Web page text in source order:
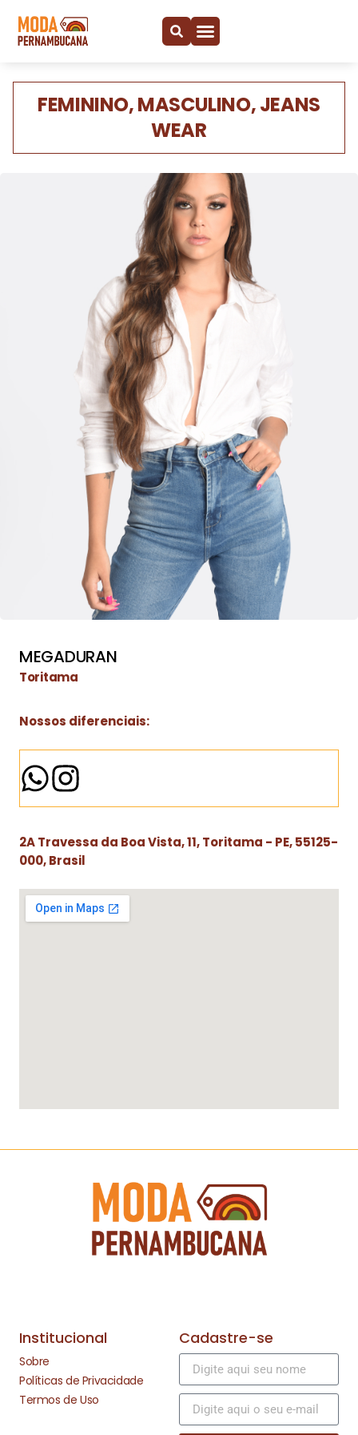
FEMININO, MASCULINO, JEANS
WEAR
MEGADURAN
Toritama
Nossos diferenciais:
2A Travessa da Boa Vista, 11, Toritama - PE, 55125-
000, Brasil
Institucional
Sobre
Políticas de Privacidade
Termos de Uso
Cadastre-se